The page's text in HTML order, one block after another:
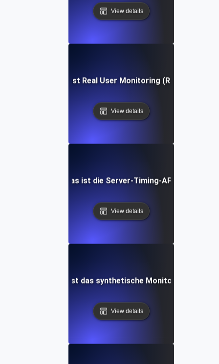
View details
Was ist Real User Monitoring (RUM)?
View details
Was ist die Server-Timing-API?
View details
Was ist das synthetische Monitoring?
View details